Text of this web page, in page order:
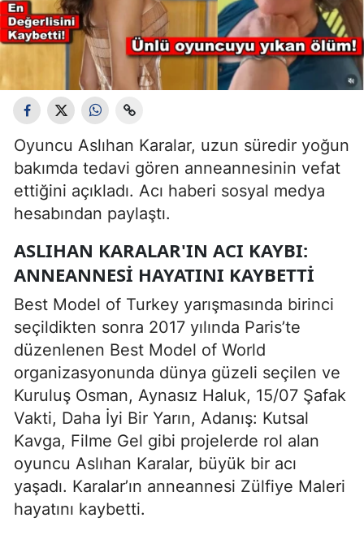
Oyuncu Aslıhan Karalar, uzun süredir yoğun
bakımda tedavi gören anneannesinin vefat
ettiğini açıkladı. Acı haberi sosyal medya
hesabından paylaştı.
ASLIHAN KARALAR'IN ACI KAYBI:
ANNEANNESI HAYATINI KAYBETTI
Best Model of Turkey yarışmasında birinci
seçildikten sonra 2017 yılında Paris’te
düzenlenen Best Model of World
organizasyonunda dünya güzeli seçilen ve
Kuruluş Osman, Aynasız Haluk, 15/07 Şafak
Vakti, Daha İyi Bir Yarın, Adanış: Kutsal
Kavga, Filme Gel gibi projelerde rol alan
oyuncu Aslıhan Karalar, büyük bir acı
yaşadı. Karalar’ın anneannesi Zülfiye Maleri
hayatını kaybetti.